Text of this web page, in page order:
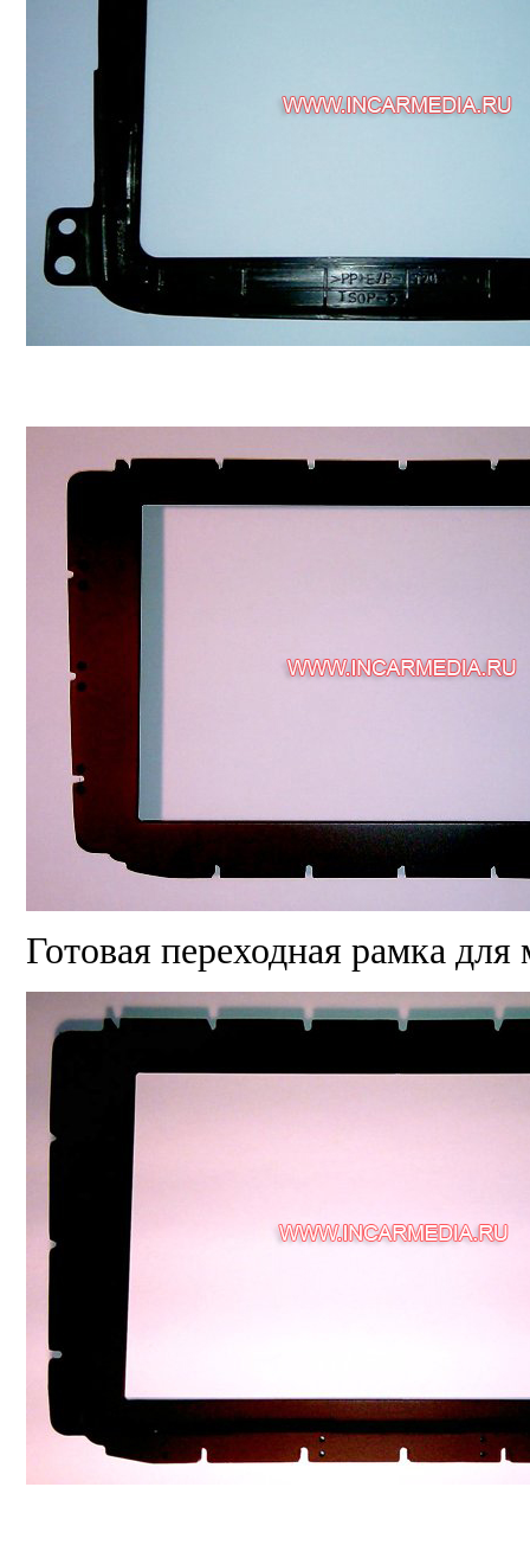
Готовая переходная рамка